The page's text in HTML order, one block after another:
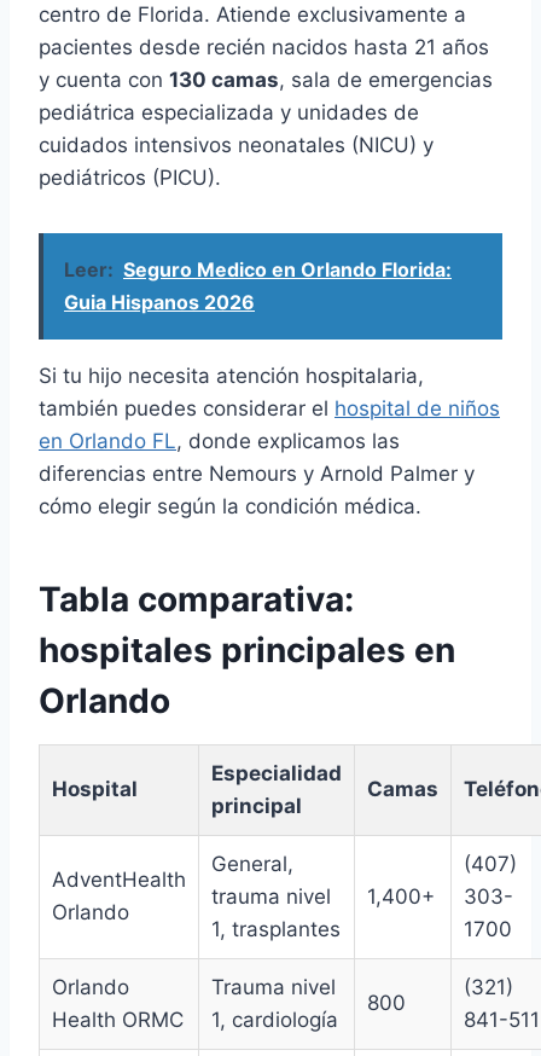
centro de Florida. Atiende exclusivamente a
pacientes desde recién nacidos hasta 21 años
y cuenta con 130 camas, sala de emergencias
pediátrica especializada y unidades de
cuidados intensivos neonatales (NICU) y
pediátricos (PICU).
Leer: Seguro Medico en Orlando Florida:
Guia Hispanos 2026
Si tu hijo necesita atención hospitalaria,
también puedes considerar el hospital de niños
en Orlando FL, donde explicamos las
diferencias entre Nemours y Arnold Palmer y
cómo elegir según la condición médica.
Tabla comparativa:
hospitales principales en
Orlando
Hospital
Especialidad
principal
Camas
AdventHealth
Orlando
General,
trauma nivel
1, trasplantes
1,400+
(407)
303-
1700
Orlando
Health ORMC
Trauma nivel
1, cardiología
800
(321)
841-